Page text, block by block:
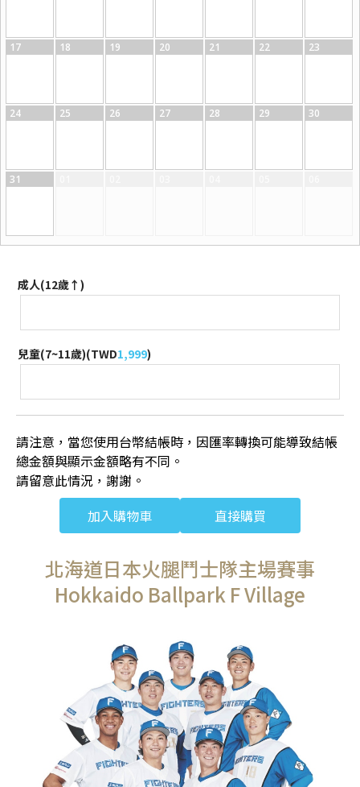
17 18 19 20 21 22 23
24 25 26 27 28 29 30
31
成人(12歲↑)
兒童(7~11歲)(TWD1,999)
請注意，當您使用台幣結帳時，因匯率轉換可能導致結帳
總金額與顯示金額略有不同。
請留意此情況，謝謝。
加入購物車
直接購買
北海道日本火腿鬥士隊主場賽事
Hokkaido Ballpark F Village